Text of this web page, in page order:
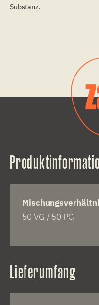
Substanz.
50 VG / 50 PG
Lieferumfang